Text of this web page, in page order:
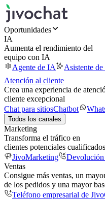
Oportunidades
IA
Aumenta el rendimiento del
equipo con IA
Agente de IA
Asistente
Atención al cliente
Crea una experiencia de
cliente excepcional
Chat para sitiosChatbot
Todos los canales
Marketing
Transforma el tráfico en
clientes potenciales cualificados
JivoMarketing
Devolución
Ventas
Consigue más ventas, un
de los pedidos y una mayor
Teléfono empresarial de